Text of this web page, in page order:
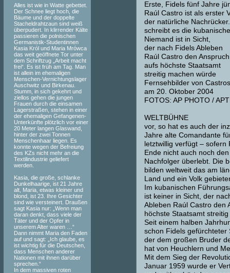
Alles ist wie in Watte gebettet.
Der Schnee liegt hoch, die
Bäume und der doppelte
Stacheldrahtzaun sind weiß
überpudert. In klirrender Kälte
passieren die polnischen
Germanistik-Studentinnen
Kasia Król und Maria Mrówca
das weit geöffnete Tor unter
dem Schriftzug „Arbeit macht
frei“. Es ist früh am Tag. Man
ist allein im ehemaligen
Menschen-Vernichtungslager
Auschwitz und Birkenau.
Stumm, in sich gekehrt und
ziellos gehen die jungen
Frauen durch die einsamen
Lagerstraßen, stehen in einer
der ehemaligen Gefangenen-
Unterkünfte plötzlich vor einer
20 Meter langen Glaswand,
hinter der zwei Tonnen
Menschenhaar liegen. Es
konnte wegen der Befreiung
des KZs nicht mehr an die
Textilindustrie geliefert
werden.
Kasia, die große, schlanke
Dunkelhaarige, ist 21 Jahre
alt, Maria, etwas kleiner und
blond, ist 23. Ihre Gesichter
sind wie versteinert. Draußen
sagt Kasia nur: „Wenn man
daran denkt, dass viele der
Täter und der Opfer in
unserem Alter waren …“
Dann nimmt Maria den Faden
auf und sagt: „Ich glaube, es
ist wichtig für die Deutschen,
dass Menschen anderer
Nationen mit ihnen darüber
sprechen.“
In dem massiven roten
Erste, Fidels fünf Jahre
Raúl Castro ist als erster
der natürliche
schreibt es die
Niemand ist in Sicht,
der nach Fidels Ableben
Raúl Castro den Anspruch
aufs höchste Staatsamt
streitig machen würde
Fernsehbilder von
am 20. Oktober 2004
FOTOS: AP PHOTO /
WELTBÜHNE
vor, so hat es auch der
Jahre alte Comandante
letztwillig verfügt – sofern
Ende nicht auch noch
Nachfolger überlebt. Die
bilden weltweit das am
Land und ein Volk
Im kubanischen
ist keiner in Sicht, der
Ableben Raúl Castro den
höchste Staatsamt
Seit einem halben
schon Fidels gefürchteter
der dem großen Bruder
hat von Heuchlern und
Mit dem Sieg der
Januar 1959 wurde er